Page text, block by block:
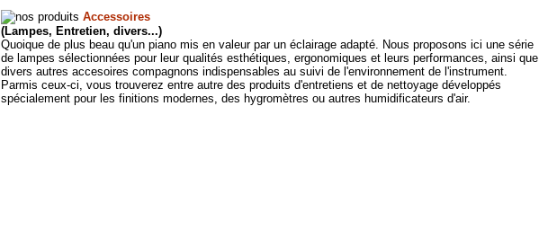
Accessoires
(Lampes, Entretien, divers...)
Quoique de plus beau qu'un piano mis en valeur par un éclairage adapté. Nous proposons ici une série
de lampes sélectionnées pour leur qualités esthétiques, ergonomiques et leurs performances, ainsi que
divers autres accesoires compagnons indispensables au suivi de l'environnement de l'instrument.
Parmis ceux-ci, vous trouverez entre autre des produits d'entretiens et de nettoyage développés
spécialement pour les finitions modernes, des hygromètres ou autres humidificateurs d'air.